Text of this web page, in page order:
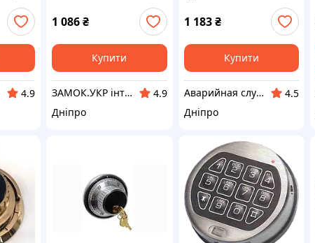
4.9
1 086₴
Купити
ЗАМОК.УКР інтернет-магазин замків та фурнітури
4.9
Дніпро
1 183 ₴
Купити
Аварийная служба по открытию замков Днепр
4.5
Дніпро